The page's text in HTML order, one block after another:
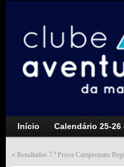
Início Calendário 25-
« Resultados 7.ª Prova Campeonato